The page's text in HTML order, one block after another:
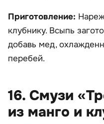
Приготовление:
клубнику. Всыпь
добавь мед,
перебей.
16. Смузи
из манго и